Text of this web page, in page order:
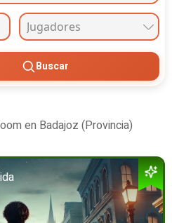
Buscar
en Badajoz (Provincia)